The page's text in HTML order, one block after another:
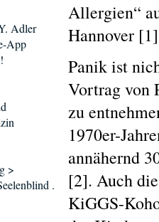
Allergien“
Hannover
Panik ist
Vortrag von
zu
1970er-
annähernd
[2]. Auch
KiGGS-
Adler
App
>
.